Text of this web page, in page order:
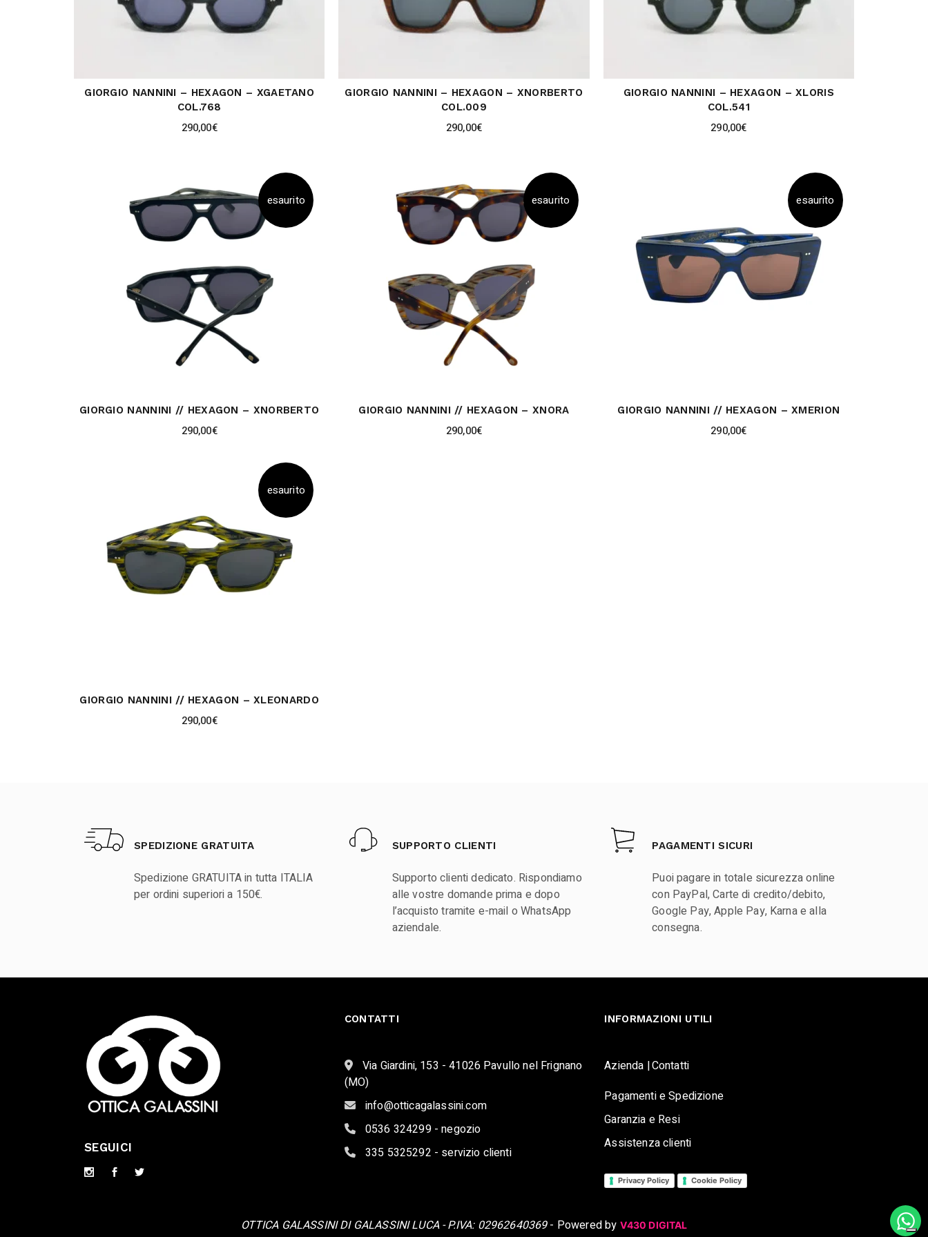
GIORGIO NANNINI – HEXAGON – XGAETANO
COL.768
290,00€
GIORGIO NANNINI – HEXAGON – XNORBERTO
COL.009
290,00€
GIORGIO NANNINI – HEXAGON – XLORIS
COL.541
290,00€
esaurito
GIORGIO NANNINI // HEXAGON – XNORBERTO
290,00€
esaurito
GIORGIO NANNINI // HEXAGON – XNORA
290,00€
esaurito
GIORGIO NANNINI // HEXAGON – XMERION
290,00€
esaurito
GIORGIO NANNINI // HEXAGON – XLEONARDO
290,00€
SPEDIZIONE GRATUITA
Spedizione GRATUITA in tutta ITALIA
per ordini superiori a 150€.
SUPPORTO CLIENTI
Supporto clienti dedicato. Rispondiamo
alle vostre domande prima e dopo
l’acquisto tramite e-mail o WhatsApp
aziendale.
PAGAMENTI SICURI
Puoi pagare in totale sicurezza online
con PayPal, Carte di credito/debito,
Google Pay, Apple Pay, Karna e alla
consegna.
SEGUICI
CONTATTI
Via Giardini, 153 - 41026 Pavullo nel Frignano
(MO)
info@otticagalassini.com
0536 324299 - negozio
335 5325292 - servizio clienti
INFORMAZIONI UTILI
Azienda |Contatti
Pagamenti e Spedizione
Garanzia e Resi
Assistenza clienti
Privacy Policy Cookie Policy
OTTICA GALASSINI DI GALASSINI LUCA - P.IVA: 02962640369- Powered by V430 DIGITAL